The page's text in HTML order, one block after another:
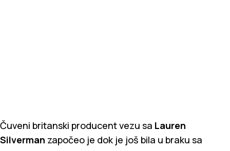
Čuveni britanski producent vezu sa Lauren
Silverman započeo je dok je još bila u braku sa